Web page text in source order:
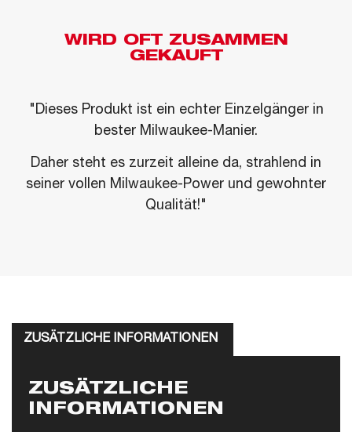
WIRD OFT ZUSAMMEN
GEKAUFT
"Dieses Produkt ist ein echter Einzelgänger in
bester Milwaukee-Manier.
Daher steht es zurzeit alleine da, strahlend in
seiner vollen Milwaukee-Power und gewohnter
Qualität!"
ZUSÄTZLICHE INFORMATIONEN
ZUSÄTZLICHE
INFORMATIONEN